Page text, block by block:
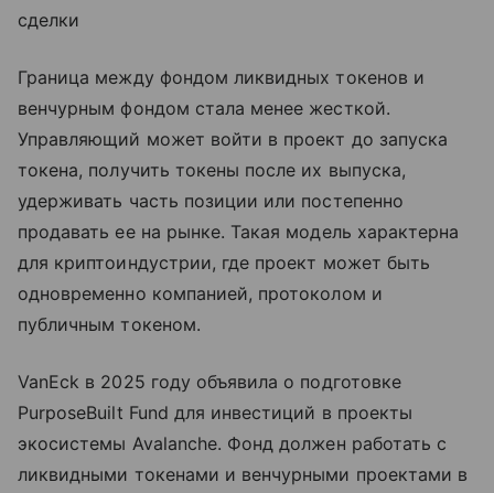
сделки
Граница между фондом ликвидных токенов и
венчурным фондом стала менее жесткой.
Управляющий может войти в проект до запуска
токена, получить токены после их выпуска,
удерживать часть позиции или постепенно
продавать ее на рынке. Такая модель характерна
для криптоиндустрии, где проект может быть
одновременно компанией, протоколом и
публичным токеном.
VanEck в 2025 году объявила о подготовке
PurposeBuilt Fund для инвестиций в проекты
экосистемы Avalanche. Фонд должен работать с
ликвидными токенами и венчурными проектами в